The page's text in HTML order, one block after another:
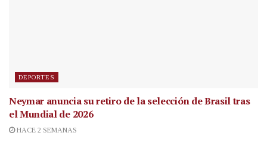
DEPORTES
Neymar anuncia su retiro de la selección de Brasil tras
el Mundial de 2026
HACE 2 SEMANAS